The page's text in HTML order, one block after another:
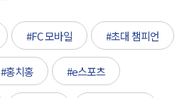
#FC 모바일 #초대 챔피언
#홍치홍 #e스포츠